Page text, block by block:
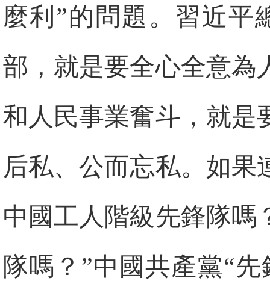
麼利”的問題。習近平
部，就是要全心全意為
和人民事業奮斗，就是
后私、公而忘私。如果
中國工人階級先鋒隊嗎
隊嗎？”中國共產黨“